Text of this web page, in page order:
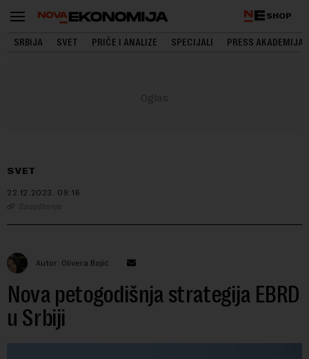
SHOP
SRBIJA SVET PRIČE I ANALIZE SPECIJALI PRESS AKADEMIJA
SVET
22.12.2023. 09:16
Saopštenje
Autor: Olivera Bojić
Nova petogodišnja strategija EBRD
u Srbiji